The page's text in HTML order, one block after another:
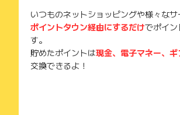
ざいます。
いつものネットショッピングや様々な
ポイントタウン経由にするだけでポイン
す。
貯めたポイントは現金、電子マネー、
交換できるよ！